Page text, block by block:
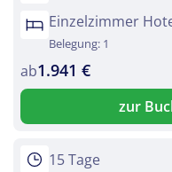
WhatsApp
Telegram
Einzelzimmer
Belegung: 1
ab1.941 €
zur
15 Tage